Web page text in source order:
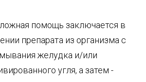
помощь заключается в
препарата из организма с
желудка и/или
угля, а затем -